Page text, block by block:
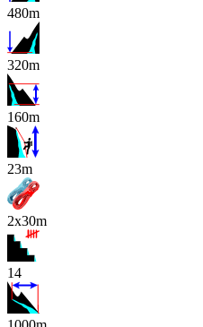
480m
320m
160m
x
23m
2x30m
14